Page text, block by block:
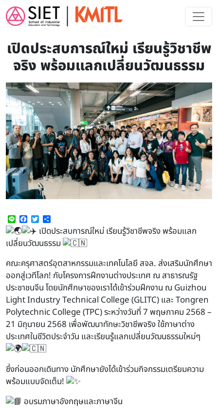
Skip to main content
เปิดประสบการณ์ใหม่ เรียนรู้วิชาชีพ
จริง พร้อมแลกเปลี่ยนวัฒนธรรม
Line Facebook
Twitter
เปิดประสบการณ์ใหม่ เรียนรู้วิชาชีพจริง พร้อมแลก
เปลี่ยนวัฒนธรรม
คณะครุศาสตร์อุตสาหกรรมและเทคโนโลยี สจล. ส่งเสริมนักศึกษา
ออกสู่เวทีโลก! กับโครงการฝึกงานต่างประเทศ ณ สาธารณรัฐ
ประชาชนจีน โดยนักศึกษาของเราได้เข้าร่วมฝึกงาน ณ Guizhou
Light Industry Technical College (GLITC) และ Tongren
Polytechnic College (TPC) ระหว่างวันที่ 7 พฤษภาคม 2568 –
21 มิถุนายน 2568 เพื่อพัฒนาทักษะวิชาชีพจริง ใช้ภาษาต่าง
ประเทศในชีวิตประจำวัน และเรียนรู้แลกเปลี่ยนวัฒนธรรมใหม่ๆ
ซึ่งก่อนออกเดินทาง นักศึกษายังได้เข้าร่วมกิจกรรมเตรียมความ
พร้อมแบบจัดเต็ม!
อบรมภาษาอังกฤษและภาษาจีน